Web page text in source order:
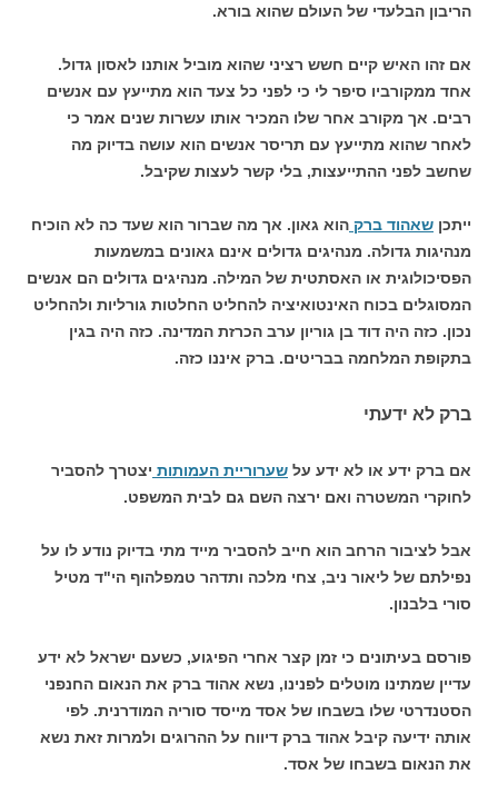
הריבון הבלעדי של העולם שהוא בורא.
אם זהו האיש קיים חשש רציני שהוא מוביל אותנו לאסון גדול.
אחד ממקורביו סיפר לי כי לפני כל צעד הוא מתייעץ עם אנשים
רבים. אך מקורב אחר שלו המכיר אותו עשרות שנים אמר כי
לאחר שהוא מתייעץ עם תריסר אנשים הוא עושה בדיוק מה
שחשב לפני ההתייעצות, בלי קשר לעצות שקיבל.
ייתכן שאהוד ברק הוא גאון. אך מה שברור הוא שעד כה לא הוכיח
מנהיגות גדולה. מנהיגים גדולים אינם גאונים במשמעות
הפסיכולוגית או האסתטית של המילה. מנהיגים גדולים הם אנשים
המסוגלים בכוח האינטואיציה להחליט החלטות גורליות ולהחליט
נכון. כזה היה דוד בן גוריון ערב הכרזת המדינה. כזה היה בגין
בתקופת המלחמה בבריטים. ברק איננו כזה.
ברק לא ידעתי
אם ברק ידע או לא ידע על שערוריית העמותות יצטרך להסביר
לחוקרי המשטרה ואם ירצה השם גם לבית המשפט.
אבל לציבור הרחב הוא חייב להסביר מייד מתי בדיוק נודע לו על
נפילתם של ליאור ניב, צחי מלכה ותדהר טמפלהוף הי"ד מטיל
סורי בלבנון.
פורסם בעיתונים כי זמן קצר אחרי הפיגוע, כשעם ישראל לא ידע
עדיין שמתינו מוטלים לפנינו, נשא אהוד ברק את הנאום החנפני
הסטנדרטי שלו בשבחו של אסד מייסד סוריה המודרנית. לפי
אותה ידיעה קיבל אהוד ברק דיווח על ההרוגים ולמרות זאת נשא
את הנאום בשבחו של אסד.